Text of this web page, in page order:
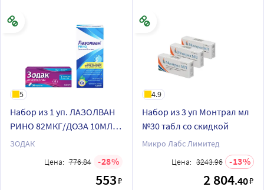
5
Набор из 1 уп. ЛАЗОЛВАН
РИНО 82МКГ/ДОЗА 10МЛ
ФЛАК СПРЕЙ НАЗАЛ ДОЗ и
П/ПЛЕН/ОБОЛОЧ
ЗОДАК
Цена: 776.84 28
553₽
4.9
Набор из 3 уп Монтрал мл
№30 табл со скидкой
Микро Лабс Лимитед
Цена: 3243.96 13
2 804.40₽